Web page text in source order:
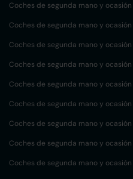
Coches de segunda mano y ocasión
Coches de segunda mano y ocasión
Coches de segunda mano y ocasión
Coches de segunda mano y ocasión
Coches de segunda mano y ocasión
Coches de segunda mano y ocasión
Coches de segunda mano y ocasión
Coches de segunda mano y ocasión
Coches de segunda mano y ocasión